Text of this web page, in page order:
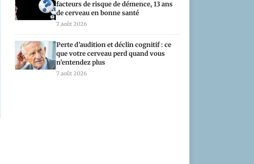
facteurs de risque de démence, 13 ans
de cerveau en bonne santé
7 août 2026
Perte d’audition et déclin cognitif : ce
que votre cerveau perd quand vous
n’entendez plus
7 août 2026